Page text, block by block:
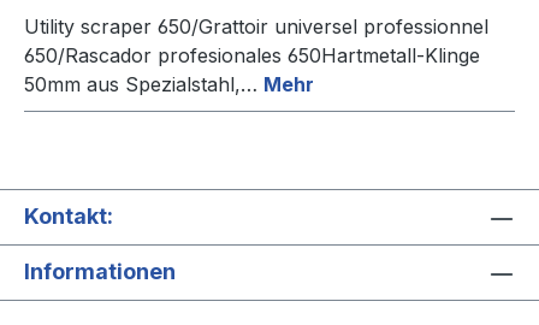
Utility scraper 650/Grattoir universel professionnel
650/Rascador profesionales 650Hartmetall-Klinge
50mm aus Spezialstahl,… Mehr
Kontakt:
Informationen